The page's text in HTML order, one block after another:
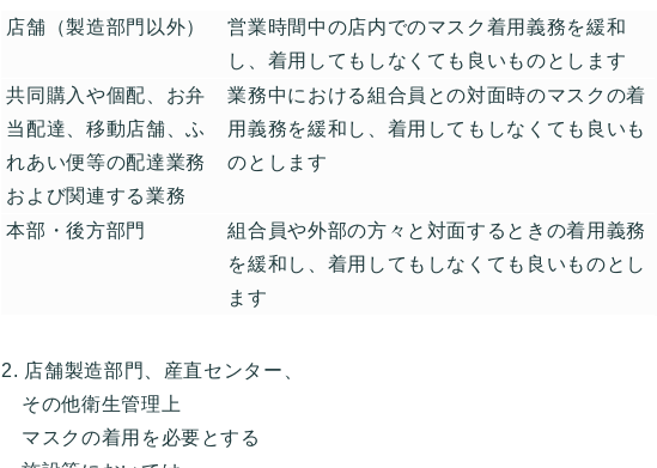
店舗（製造部門以外）
営業時間中の店内でのマスク着用義務を緩和
し、着用してもしなくても良いものとします
共同購入や個配、お弁
当配達、移動店舗、ふ
れあい便等の配達業務
および関連する業務
業務中における組合員との対面時のマスクの着
用義務を緩和し、着用してもしなくても良いも
のとします
本部・後方部門
組合員や外部の方々と対面するときの着用義務
を緩和し、着用してもしなくても良いものとし
ます
2. 店舗製造部門、産直センター、
その他衛生管理上
マスクの着用を必要とする